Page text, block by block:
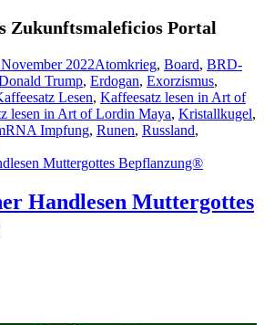
Zukunftsmaleficios Portal
2022Kategorien
Atomkrieg, Board, BRD-
Trump, Erdogan, Exorzismus,
Lesen, Kaffeesatz lesen in Art of
lesen in Art of Lordin Maya, Kristallkugel,
Impfung, Runen, Russland,
Handlesen Muttergottes